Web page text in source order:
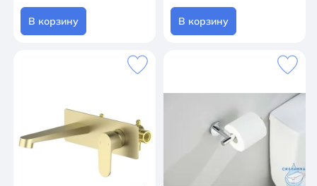
В корзину В корзину